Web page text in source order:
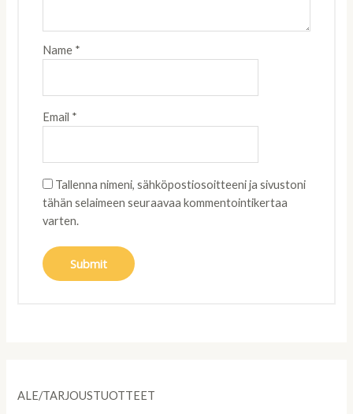
ALE/TARJOUSTUOTTEET
Name *
Email *
Tallenna nimeni, sähköpostiosoitteeni ja sivustoni
tähän selaimeen seuraavaa kommentointikertaa
varten.